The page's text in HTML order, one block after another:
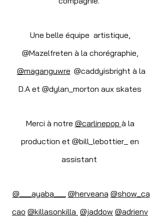
Une belle équipe artistique,
@Mazelfreten à la chorégraphie,
@maganguwre @caddyisbright à la
D.A et @dylan_morton aux skates
Merci à notre @carlinepop à la
production et @bill_lebottier_ en
assistant
@___ayaba___ @herveana @show_ca
cao @killasonkilla @jaddow @adrienv